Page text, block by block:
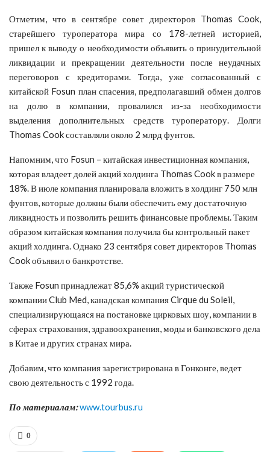
Отметим, что в сентябре совет директоров Thomas Cook,
старейшего туроператора мира со 178-летней историей,
пришел к выводу о необходимости объявить о принудительной
ликвидации и прекращении деятельности после неудачных
переговоров с кредиторами. Тогда, уже согласованный с
китайской Fosun план спасения, предполагавший обмен долгов
на долю в компании, провалился из-за необходимости
выделения дополнительных средств туроператору. Долги
Thomas Cook составляли около 2 млрд фунтов.
Напомним, что Fosun – китайская инвестиционная компания,
которая владеет долей акций холдинга Thomas Cook в размере
18%. В июле компания планировала вложить в холдинг 750 млн
фунтов, которые должны были обеспечить ему достаточную
ликвидность и позволить решить финансовые проблемы. Таким
образом китайская компания получила бы контрольный пакет
акций холдинга. Однако 23 сентября совет директоров Thomas
Cook объявил о банкротстве.
Также Fosun принадлежат 85,6% акций туристической
компании Club Med, канадская компания Cirque du Soleil,
специализирующаяся на постановке цирковых шоу, компании в
сферах страхования, здравоохранения, моды и банковского дела
в Китае и других странах мира.
Добавим, что компания зарегистрирована в Гонконге, ведет
свою деятельность с 1992 года.
По материалам:www.tourbus.ru
0